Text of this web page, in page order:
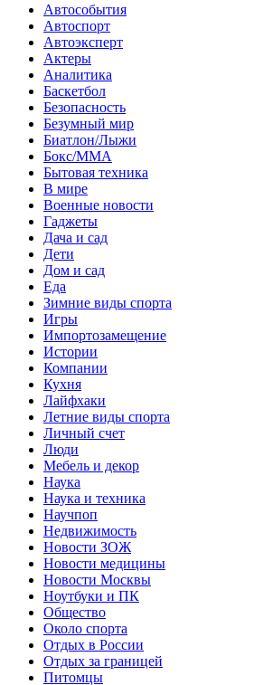
Автособытия
Автоспорт
Автоэксперт
Актеры
Аналитика
Баскетбол
Безопасность
Безумный мир
Биатлон/Лыжи
Бокс/MMA
Бытовая техника
В мире
Военные новости
Гаджеты
Дача и сад
Дети
Дом и сад
Еда
Зимние виды спорта
Игры
Импортозамещение
Истории
Компании
Кухня
Лайфхаки
Летние виды спорта
Личный счет
Люди
Мебель и декор
Наука
Наука и техника
Научпоп
Недвижимость
Новости ЗОЖ
Новости медицины
Новости Москвы
Ноутбуки и ПК
Общество
Около спорта
Отдых в России
Отдых за границей
Питомцы